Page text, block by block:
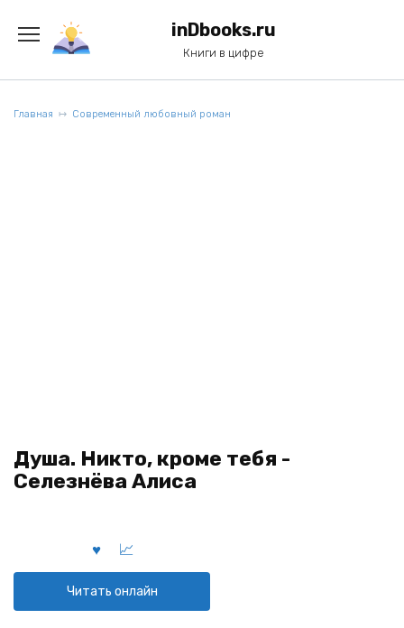
содержанию
inDbooks.ru
Книги в цифре
Главная Современный любовный роман
Душа. Никто, кроме тебя -
Селезнёва Алиса
Читать онлайн